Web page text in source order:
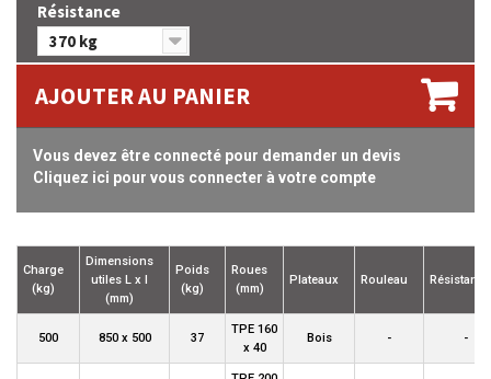
Résistance
370 kg
AJOUTER AU PANIER
Vous devez être connecté pour demander un devis
Cliquez ici pour vous connecter à votre compte
Charge
(kg)
Dimensions
utiles L x l
(mm)
Poids
(kg)
Roues
(mm)
Plateaux Rouleau Résistance
500 850 x 500 37
TPE 160
x 40
Bois - -